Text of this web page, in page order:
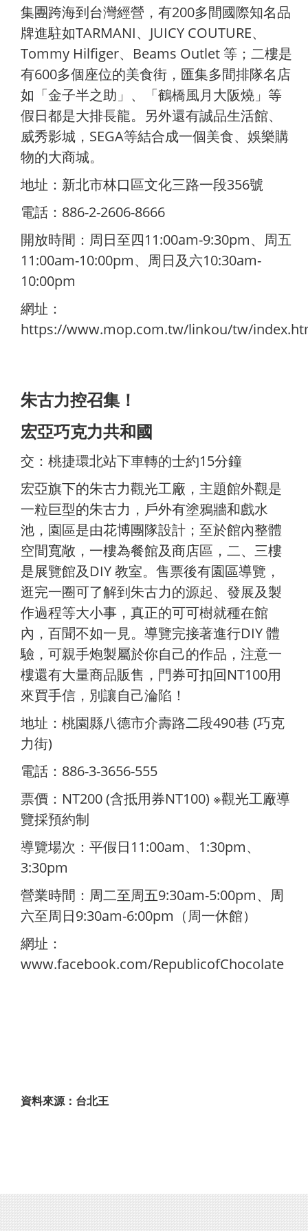
集團跨海到台灣經營，有200多間國際知名品
牌進駐如TARMANI、JUICY COUTURE、
Tommy Hilfiger、Beams Outlet 等；二樓是
有600多個座位的美食街，匯集多間排隊名店
如「金子半之助」、「鶴橋風月大阪燒」等
假日都是大排長龍。另外還有誠品生活館、
威秀影城，SEGA等結合成一個美食、娛樂購
物的大商城。
地址：新北市林口區文化三路一段356號
電話：886-2-2606-8666
開放時間：周日至四11:00am-9:30pm、周五
11:00am-10:00pm、周日及六10:30am-
10:00pm
網址：
https://www.mop.com.tw/linkou/tw/
朱古力控召集！
宏亞巧克力共和國
交：桃捷環北站下車轉的士約15分鐘
宏亞旗下的朱古力觀光工廠，主題館外觀是
一粒巨型的朱古力，戶外有塗鴉牆和戲水
池，園區是由花博團隊設計；至於館內整體
空間寬敞，一樓為餐館及商店區，二、三樓
是展覽館及DIY 教室。售票後有園區導覽，
逛完一圈可了解到朱古力的源起、發展及製
作過程等大小事，真正的可可樹就種在館
內，百聞不如一見。導覽完接著進行DIY 體
驗，可親手炮製屬於你自己的作品，注意一
樓還有大量商品販售，門券可扣回NT100用
來買手信，別讓自己淪陷！
地址：桃園縣八德市介壽路二段490巷 (巧克
力街)
電話：886-3-3656-555
票價：NT200 (含抵用券NT100) ※觀光工廠導
覽採預約制
導覽場次：平假日11:00am、1:30pm、
3:30pm
營業時間：周二至周五9:30am-5:00pm、周
六至周日9:30am-6:00pm（周一休館）
網址：
www.facebook.com/RepublicofChocolate
資料來源：台北王